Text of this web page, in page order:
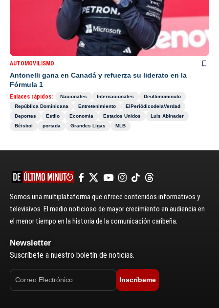
AUTOMOVILISMO
Antonelli gana en Canadá y refuerza su liderato en la
Fórmula 1
Enlaces rápidos: Nacionales Internacionales
Deultimominuto
República Dominicana
Entretenimiento
ElPeriódicodelaVerdad
Deportes
Estilo Economía Estados Unidos
Luis Abinader
Béisbol
portada Grandes Ligas MLB
Somos una multiplataforma que ofrece contenidos informativos y
televisivos. El medio noticioso de mayor crecimiento en audiencia en
el menor tiempo en la historia de la comunicación caribeña.
Newsletter
Suscríbete a nuestro boletín de noticias.
Inscríbeme